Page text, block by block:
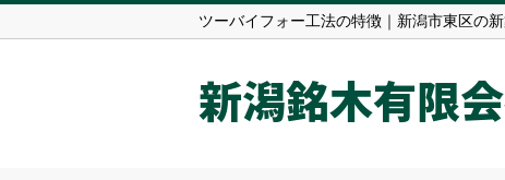
ツーバイフォー工法の特徴｜新潟市東区の
新潟銘木有限